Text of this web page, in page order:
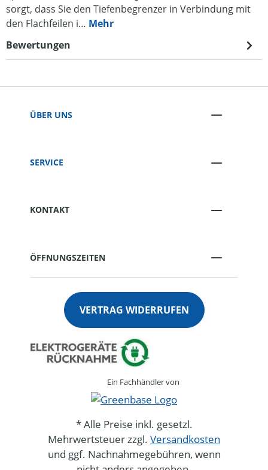
sorgt, dass Sie den Tiefenbegrenzer in Verbindung mit
den Flachfeilen i… Mehr
Bewertungen
ÜBER UNS
SERVICE
KONTAKT
ÖFFNUNGSZEITEN
VERTRAG WIDERRUFEN
Ein Fachhändler von
* Alle Preise inkl. gesetzl.
Mehrwertsteuer zzgl. Versandkosten
und ggf. Nachnahmegebühren, wenn